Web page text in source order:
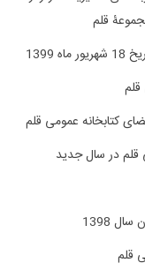
قلم
کتابخانه عمومی قلم
قلم در سال جدید